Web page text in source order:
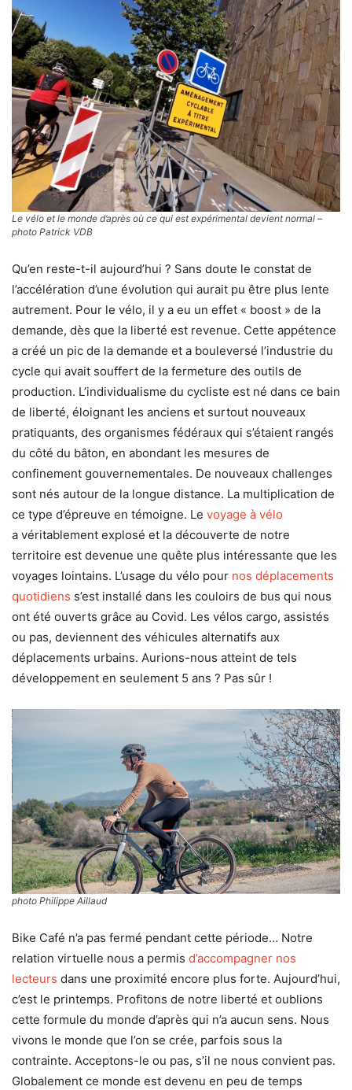
Le vélo et le monde d’après où ce qui est expérimental devient normal –
photo Patrick VDB
Qu’en reste-t-il aujourd’hui ? Sans doute le constat de
l’accélération d’une évolution qui aurait pu être plus lente
autrement. Pour le vélo, il y a eu un effet « boost » de la
demande, dès que la liberté est revenue. Cette appétence
a créé un pic de la demande et a bouleversé l’industrie du
cycle qui avait souffert de la fermeture des outils de
production. L’individualisme du cycliste est né dans ce bain
de liberté, éloignant les anciens et surtout nouveaux
pratiquants, des organismes fédéraux qui s’étaient rangés
du côté du bâton, en abondant les mesures de
confinement gouvernementales. De nouveaux challenges
sont nés autour de la longue distance. La multiplication de
ce type d’épreuve en témoigne. Le voyage à vélo
a véritablement explosé et la découverte de notre
territoire est devenue une quête plus intéressante que les
voyages lointains. L’usage du vélo pour nos déplacements
quotidiens s’est installé dans les couloirs de bus qui nous
ont été ouverts grâce au Covid. Les vélos cargo, assistés
ou pas, deviennent des véhicules alternatifs aux
déplacements urbains. Aurions-nous atteint de tels
développement en seulement 5 ans ? Pas sûr !
photo Philippe Aillaud
Bike Café n’a pas fermé pendant cette période… Notre
relation virtuelle nous a permis d’accompagner nos
lecteurs dans une proximité encore plus forte. Aujourd’hui,
c’est le printemps. Profitons de notre liberté et oublions
cette formule du monde d’après qui n’a aucun sens. Nous
vivons le monde que l’on se crée, parfois sous la
contrainte. Acceptons-le ou pas, s’il ne nous convient pas.
Globalement ce monde est devenu en peu de temps